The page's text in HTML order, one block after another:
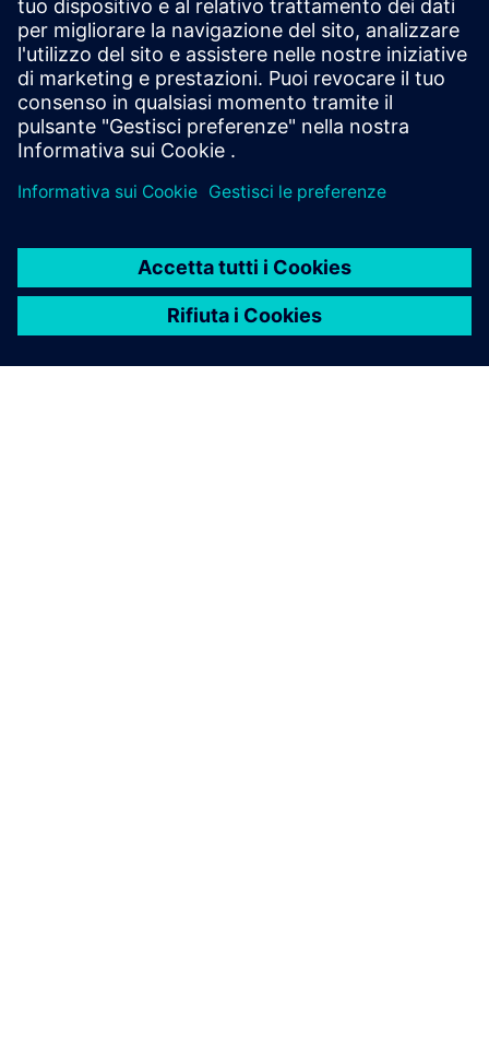
manufacturing execution system (MES) that
addresses the particular needs of all semiconductor
production operations.